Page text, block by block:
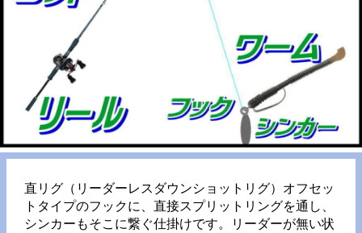
直リグ（リーダーレスダウンショットリグ）オフセッ
トタイプのフックに、直接スプリットリングを通し、
シンカーもそこに繋ぐ仕掛けです。リーダーが無い状